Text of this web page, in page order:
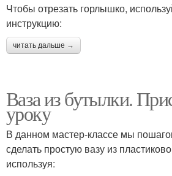
Чтобы отрезать горлышко,
инструкцию:
читать дальше →
Ваза из бутылки.
уроку
В данном мастер-классе мы
сделать простую вазу из
используя: